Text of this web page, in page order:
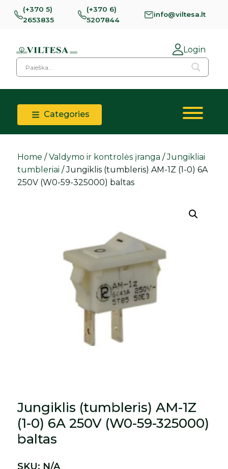
(+370 5)
2653835
(+370 6)
5207844
info@viltesa.lt
Login
Categories
Home /Valdymo ir kontrolės įranga /Jungikliai
tumbleriai / Jungiklis (tumbleris) AM-1Z (1-0) 6A
250V (W0-59-325000) baltas
Jungiklis (tumbleris) AM-1Z
(1-0) 6A 250V (W0-59-325000)
baltas
SKU: N/A